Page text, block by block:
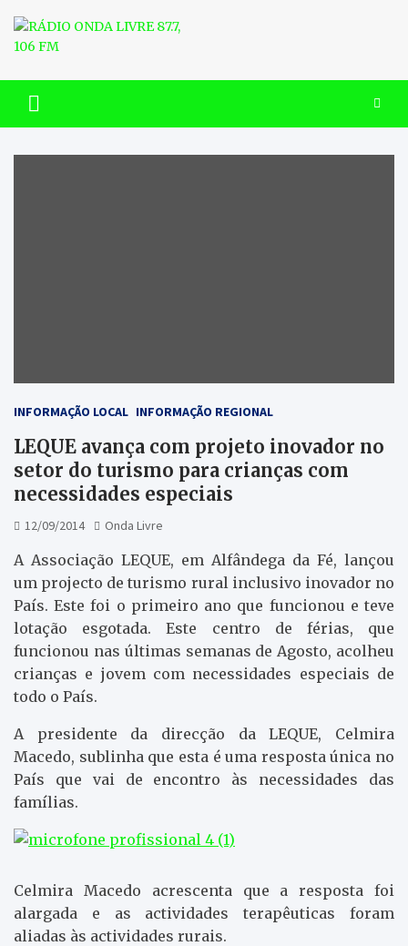
content
RÁDIO ONDA LIVRE 87.7, 106
FM
INFORMAÇÃO LOCAL INFORMAÇÃO REGIONAL
LEQUE avança com projeto inovador no
setor do turismo para crianças com
necessidades especiais
12/09/2014 Onda Livre
A Associação LEQUE, em Alfândega da Fé, lançou
um projecto de turismo rural inclusivo inovador no
País. Este foi o primeiro ano que funcionou e teve
lotação esgotada. Este centro de férias, que
funcionou nas últimas semanas de Agosto, acolheu
crianças e jovem com necessidades especiais de
todo o País.
A presidente da direcção da LEQUE, Celmira
Macedo, sublinha que esta é uma resposta única no
País que vai de encontro às necessidades das
famílias.
Celmira Macedo acrescenta que a resposta foi
alargada e as actividades terapêuticas foram
aliadas às actividades rurais.